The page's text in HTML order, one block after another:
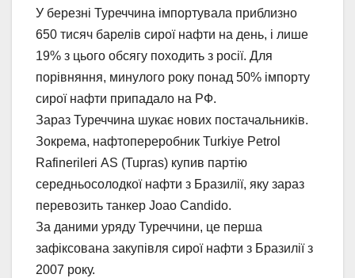
У березні Туреччина імпортувала приблизно
650 тисяч барелів сирої нафти на день, і лише
19% з цього обсягу походить з росії. Для
порівняння, минулого року понад 50% імпорту
сирої нафти припадало на РФ.
Зараз Туреччина шукає нових постачальників.
Зокрема, нафтопереробник Turkiye Petrol
Rafinerileri AS (Tupras) купив партію
середньосолодкої нафти з Бразилії, яку зараз
перевозить танкер Joao Candido.
За даними уряду Туреччини, це перша
зафіксована закупівля сирої нафти з Бразилії з
2007 року.